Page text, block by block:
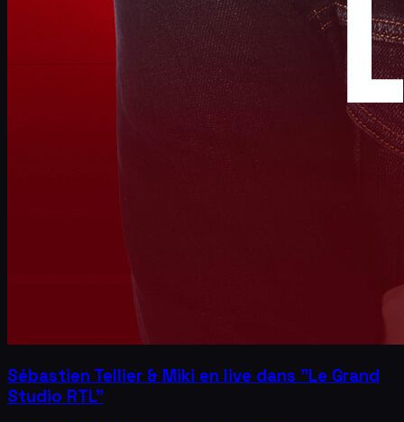
Sébastien Tellier & Miki en live dans "Le Grand
Studio RTL"